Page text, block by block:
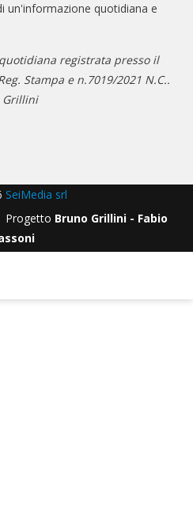
un'informazione quotidiana e
registrata presso il
Stampa e n.7019/2021 N.C..
Grillini
SeiMedia srl
Bruno Grillini - Fabio